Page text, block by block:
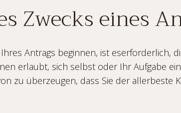
Zwecks eines
Antrags beginnen, ist eserforderlich,
erlaubt, sich selbst oder Ihr Aufgabe
zu überzeugen, dass Sie der allerbeste